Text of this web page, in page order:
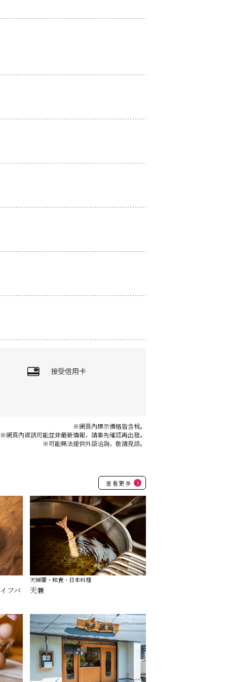
接受信用卡
※網頁內標示價格皆含稅。
※網頁內資訊可能並非最新情報，請事先確認再出發。
※可能無法提供外語洽詢，敬請見諒。
查看更多
フバ
天婦羅・和食・日本料理
天兼